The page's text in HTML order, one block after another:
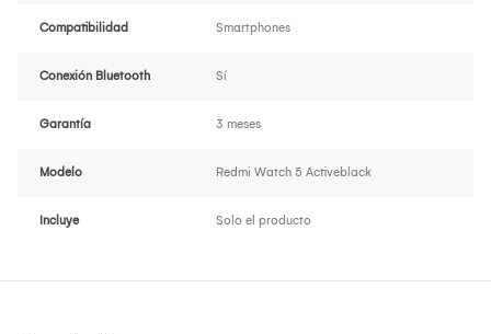
Compatibilidad Smartphones
Conexión Bluetooth Sí
Garantía 3 meses
Modelo Redmi Watch 5 Activeblack
Incluye Solo el producto